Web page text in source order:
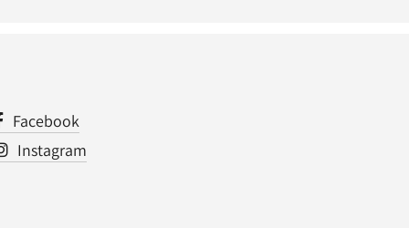
Facebook
Instagram